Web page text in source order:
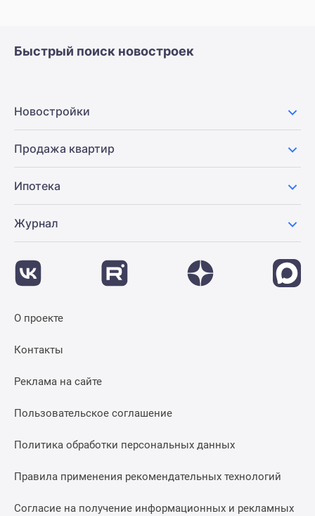
Эксперты
проекте
Контакты
Реклама
сайте
Дзен
Машино-
Апартаменты
#траншевая
#рассрочка
ипотека
Видео
360°
новостроек
Субсидированная
Быстрый поиск новостроек
Новостройки
Продажа квартир
Ипотека
Журнал
О проекте
Контакты
Реклама на сайте
Пользовательское соглашение
Политика обработки персональных данных
Правила применения рекомендательных технологий
Согласие на получение информационных и рекламных